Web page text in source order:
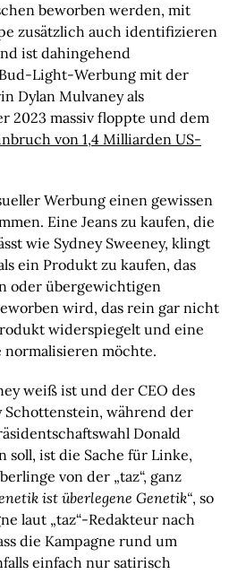
beworben werden, mit
zusätzlich auch identifizieren
ist dahingehend
Light-Werbung mit der
Dylan Mulvaney als
2023 massiv floppte und dem
von 1,4 Milliarden US-
Werbung einen gewissen
Eine Jeans zu kaufen, die
wie Sydney Sweeney, klingt
ein Produkt zu kaufen, das
oder übergewichtigen
wird, das rein gar nicht
widerspiegelt und eine
normalisieren möchte.
weiß ist und der CEO des
Schottenstein, während der
Donald
ist die Sache für Linke,
von der „taz“, ganz
ist überlegene Genetik“, so
laut „taz“-Redakteur nach
die Kampagne rund um
einfach nur satirisch